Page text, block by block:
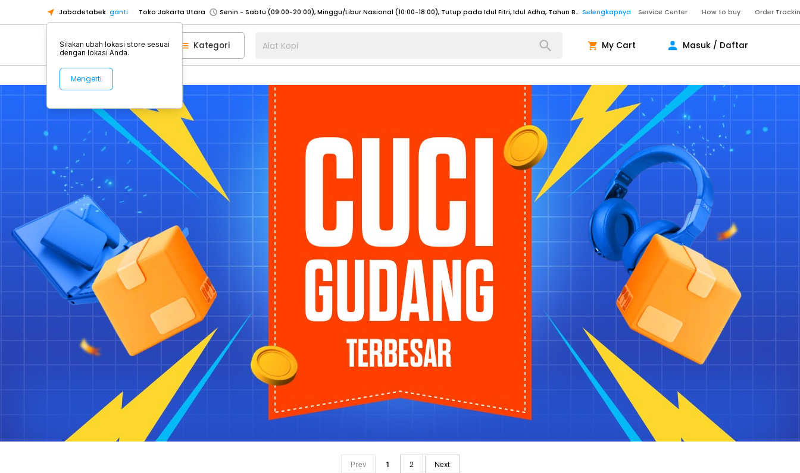
Jabodetabek ganti Toko Jakarta Utara Senin - Sabtu (09:00-20:00), Minggu/Libur Nasional (10:00-18:00), Tutup pada Idul Fitri, Idul Adha, Tahun Baru Selengkapnya
Toko Tangerang
Toko Cikupa
Senin - Jumat (10:00-20:00), Sabtu - Minggu dan Libur Nasional (10:00-18:00), Tutup pada Idul Fitri, Idul Adha, Tahun Baru
Selengkapnya
Pick n Go Jakarta Barat
Senin - Jumat (07:00 - 20:00), Sabtu - Minggu (08:00 - 20:00), Tutup pada Idul Fitri Selengkapnya
Pick n Go Bekasi
Senin - Jumat (08:00 - 20:00), Sabtu - Minggu/ Libur Nasional (08:00 - 17:00) Selengkapnya
Pick n Go Depok
Senin - Jumat (08:00 - 20:00), Sabtu - Minggu/ Libur Nasional (08:00 - 17:00)
Toko Jakarta Pusat
Senin - Sabtu (09:00-20:00), Minggu/Libur Nasional (12:00-20:00), Tutup pada Idul Fitri
Selengkapnya
Toko Jakarta Barat
Senin - Sabtu (09:00-20:00), Minggu/Libur Nasional (12:00-20:00), Tutup pada Idul Fitri Selengkapnya
Toko Jakarta Utara
Selengkapnya
Toko Tangerang
Senin - Sabtu (09:00-20:00), Minggu/Libur Nasional (10:00-18:00), Tutup pada Idul Fitri, Idul Adha, Tahun Baru
Selengkapnya
Toko Cikupa
Senin - Jumat (10:00-20:00), Sabtu - Minggu dan Libur Nasional (10:00-18:00), Tutup pada Idul Fitri, Idul Adha, Tahun Baru Selengkapnya
Senin - Jumat (07:00 - 20:00), Sabtu - Minggu (08:00 - 20:00), Tutup pada Idul Fitri
Selengkapnya
Pick n Go Bekasi
Senin - Jumat (08:00 - 20:00), Sabtu - Minggu/ Libur Nasional (08:00 - 17:00)
Pick n Go Depok
Senin - Jumat (08:00 - 20:00), Sabtu - Minggu/ Libur Nasional (08:00 - 17:00) Selengkapnya
Service Center How to buy Order
Kategori Alat Kopi My Cart Masuk / Daftar
Cuci Gudang
Prev 1 2 Next
Silakan ubah lokasi store sesuai
dengan lokasi Anda.
Mengerti